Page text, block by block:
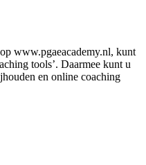
www.pgaeacademy.nl, kunt
tools’. Daarmee kunt u
en online coaching